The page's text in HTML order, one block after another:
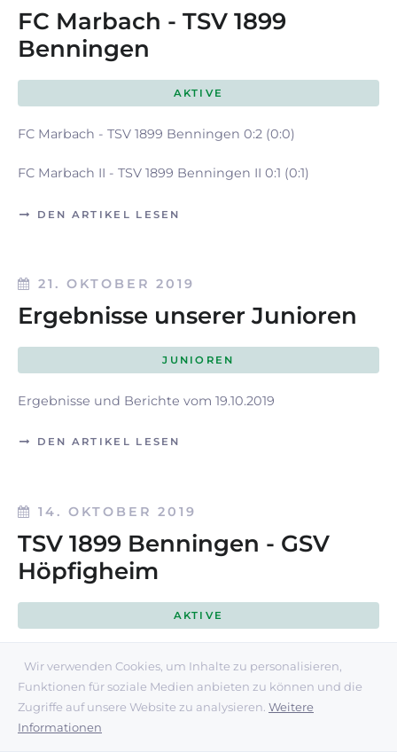
Wir verwenden Cookies, um Inhalte zu personalisieren,
Funktionen für soziale Medien anbieten zu können und die
Zugriffe auf unsere Website zu analysieren. Weitere
Informationen
FC Marbach - TSV 1899
Benningen
AKTIVE
FC Marbach - TSV 1899 Benningen 0:2 (0:0)
FC Marbach II - TSV 1899 Benningen II 0:1 (0:1)
DEN ARTIKEL LESEN
21. OKTOBER 2019
Ergebnisse unserer Junioren
JUNIOREN
Ergebnisse und Berichte vom 19.10.2019
DEN ARTIKEL LESEN
14. OKTOBER 2019
TSV 1899 Benningen - GSV
Höpfigheim
AKTIVE
TSV 1899 Benningen II - DJK Ludwigsburg III 4:0 (1:0)
DEN ARTIKEL LESEN